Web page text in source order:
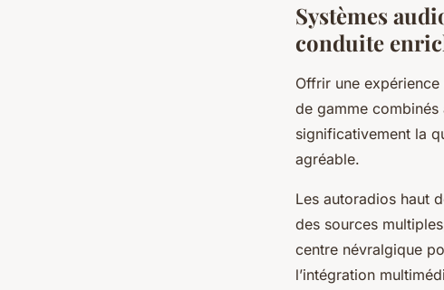
Systèmes
conduite
Offrir une
de gamme
significativement la
agréable.
Les autoradios haut
des sources
centre névralgique
l’intégration